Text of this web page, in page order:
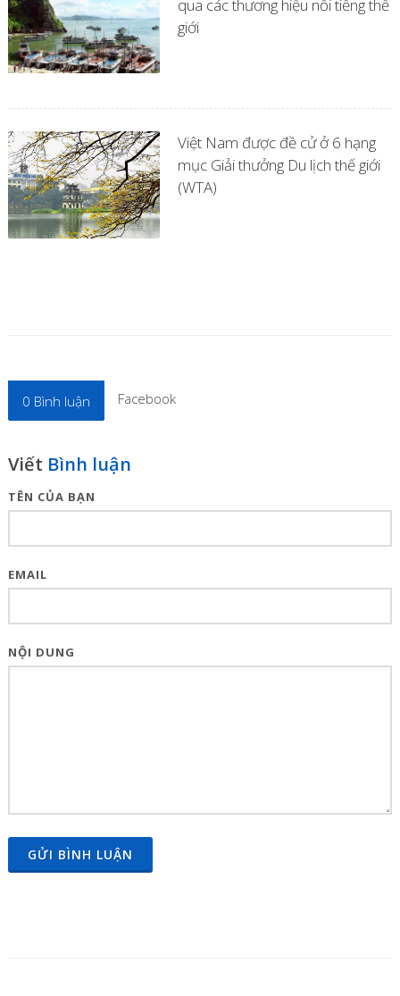
qua các thương hiệu nổi tiếng thế
giới
Việt Nam được đề cử ở 6 hạng
mục Giải thưởng Du lịch thế giới
(WTA)
0 Bình luận Facebook
Viết Bình luận
TÊN CỦA BẠN
EMAIL
NỘI DUNG
GỬI BÌNH LUẬN